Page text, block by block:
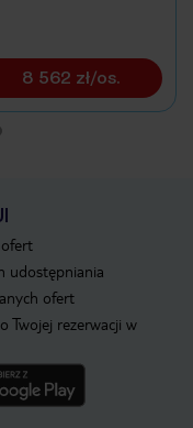
8 562 zł/os.
udostępniania
ofert
Twojej rezerwacji w